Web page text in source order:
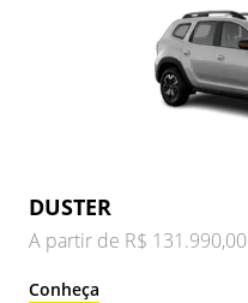
DUSTER
A partir de R$ 131.990,00
Conheça